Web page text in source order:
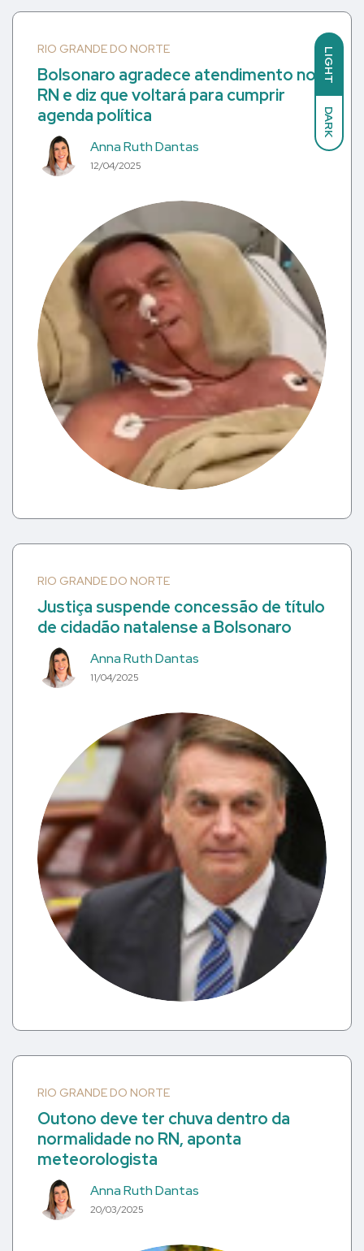
LIGHT
DARK
RIO GRANDE DO NORTE
Bolsonaro agradece atendimento no
RN e diz que voltará para cumprir
agenda política
Anna Ruth Dantas
12/04/2025
RIO GRANDE DO NORTE
Justiça suspende concessão de título
de cidadão natalense a Bolsonaro
Anna Ruth Dantas
11/04/2025
RIO GRANDE DO NORTE
Outono deve ter chuva dentro da
normalidade no RN, aponta
meteorologista
Anna Ruth Dantas
20/03/2025